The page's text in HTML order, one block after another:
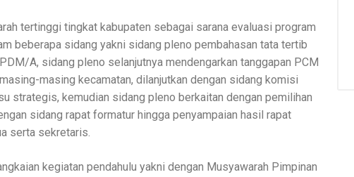
tertinggi tingkat kabupaten sebagai sarana evaluasi program
beberapa sidang yakni sidang pleno pembahasan tata tertib
A, sidang pleno selanjutnya mendengarkan tanggapan PCM
masing kecamatan, dilanjutkan dengan sidang komisi
strategis, kemudian sidang pleno berkaitan dengan pemilihan
sidang rapat formatur hingga penyampaian hasil rapat
serta sekretaris.
kegiatan pendahulu yakni dengan Musyawarah Pimpinan